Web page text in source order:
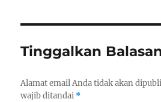
Tinggalkan
Alamat email Anda tidak akan
wajib ditandai *